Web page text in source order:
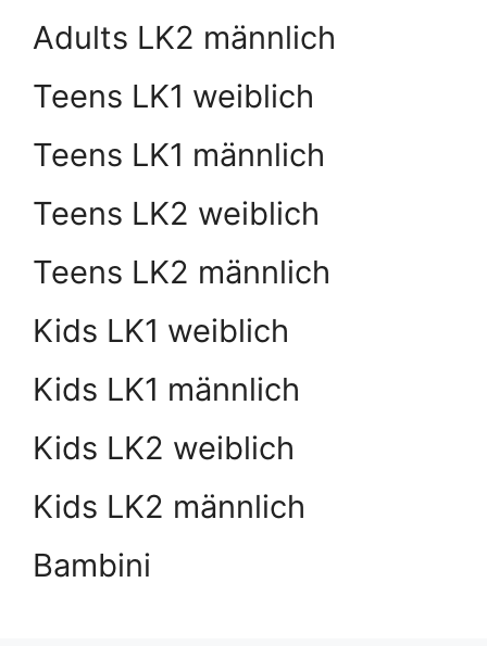
Adults LK2 männlich
Teens LK1 weiblich
Teens LK1 männlich
Teens LK2 weiblich
Teens LK2 männlich
Kids LK1 weiblich
Kids LK1 männlich
Kids LK2 weiblich
Kids LK2 männlich
Bambini